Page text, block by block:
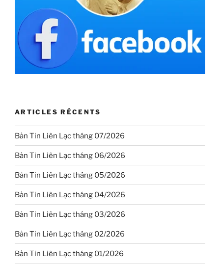
ARTICLES RÉCENTS
Bản Tin Liên Lạc tháng 07/2026
Bản Tin Liên Lạc tháng 06/2026
Bản Tin Liên Lạc tháng 05/2026
Bản Tin Liên Lạc tháng 04/2026
Bản Tin Liên Lạc tháng 03/2026
Bản Tin Liên Lạc tháng 02/2026
Bản Tin Liên Lạc tháng 01/2026